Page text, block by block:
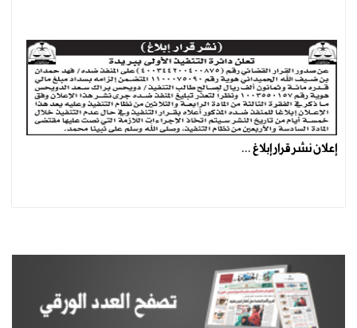
إعلان نشر قرار إبلاغ ...